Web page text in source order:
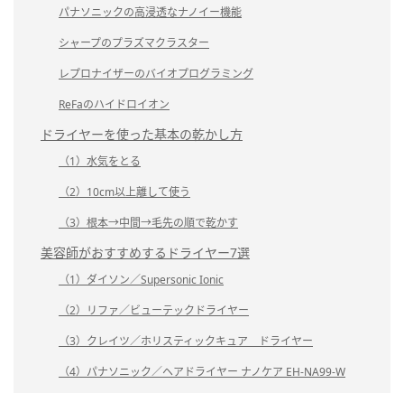
パナソニックの高浸透なナノイー機能
シャープのプラズマクラスター
レプロナイザーのバイオプログラミング
ReFaのハイドロイオン
ドライヤーを使った基本の乾かし方
（1）水気をとる
（2）10cm以上離して使う
（3）根本→中間→毛先の順で乾かす
美容師がおすすめするドライヤー7選
（1）ダイソン／Supersonic Ionic
（2）リファ／ビューテックドライヤー
（3）クレイツ／ホリスティックキュア ドライヤー
（4）パナソニック／ヘアドライヤー ナノケア EH-NA99-W